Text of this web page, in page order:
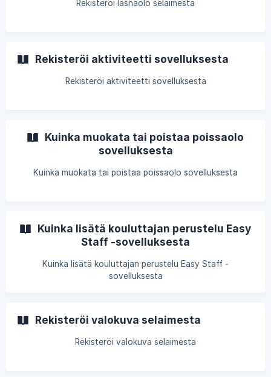
Rekisteröi läsnäolo selaimesta
Rekisteröi aktiviteetti sovelluksesta
Rekisteröi aktiviteetti sovelluksesta
Kuinka muokata tai poistaa poissaolo
sovelluksesta
Kuinka muokata tai poistaa poissaolo sovelluksesta
Kuinka lisätä kouluttajan perustelu Easy
Staff -sovelluksesta
Kuinka lisätä kouluttajan perustelu Easy Staff -
sovelluksesta
Rekisteröi valokuva selaimesta
Rekisteröi valokuva selaimesta